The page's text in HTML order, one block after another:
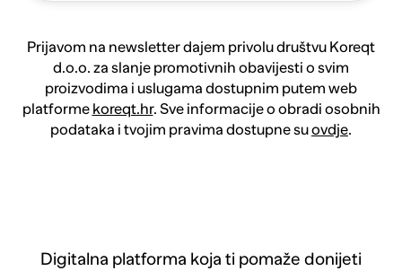
Prijavom na newsletter dajem privolu društvu Koreqt
d.o.o. za slanje promotivnih obavijesti o svim
proizvodima i uslugama dostupnim putem web
platforme koreqt.hr. Sve informacije o obradi osobnih
podataka i tvojim pravima dostupne suovdje.
Digitalna platforma koja ti pomaže donijeti